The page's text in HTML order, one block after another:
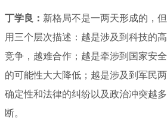
丁学良： 新格局不是一两天形成的，
用三个层次描述：越是涉及到科技的
竞争，越难合作；越是牵涉到国家安
的可能性大大降低；越是涉及到军民
确定性和法律的纠纷以及政治冲突越
断。